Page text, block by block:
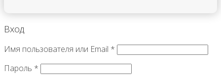
Вход
Имя пользователя или Email *
Пароль *